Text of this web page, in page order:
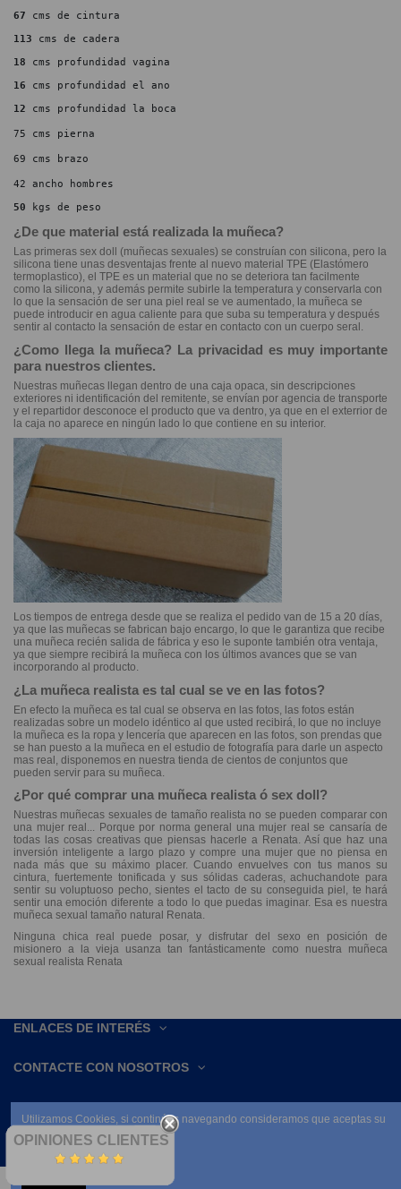
67 cms de cintura
113 cms de cadera
18 cms profundidad vagina
16 cms profundidad el ano
12 cms profundidad la boca
75 cms pierna
69 cms brazo
42 ancho hombres
50 kgs de peso
¿De que material está realizada la muñeca?
Las primeras sex doll (muñecas sexuales) se construían con silicona, pero la
silicona tiene unas desventajas frente al nuevo material TPE (Elastómero
termoplastico), el TPE es un material que no se deteriora tan facilmente
como la silicona, y además permite subirle la temperatura y conservarla con
lo que la sensación de ser una piel real se ve aumentado, la muñeca se
puede introducir en agua caliente para que suba su temperatura y después
sentir al contacto la sensación de estar en contacto con un cuerpo seral.
¿Como llega la muñeca? La privacidad es muy importante
para nuestros clientes.
Nuestras muñecas llegan dentro de una caja opaca, sin descripciones
exteriores ni identificación del remitente, se envían por agencia de transporte
y el repartidor desconoce el producto que va dentro, ya que en el exterrior de
la caja no aparece en ningún lado lo que contiene en su interior.
Los tiempos de entrega desde que se realiza el pedido van de 15 a 20 días,
ya que las muñecas se fabrican bajo encargo, lo que le garantiza que recibe
una muñeca recién salida de fábrica y eso le suponte también otra ventaja,
ya que siempre recibirá la muñeca con los últimos avances que se van
incorporando al producto.
¿La muñeca realista es tal cual se ve en las fotos?
En efecto la muñeca es tal cual se observa en las fotos, las fotos están
realizadas sobre un modelo idéntico al que usted recibirá, lo que no incluye
la muñeca es la ropa y lencería que aparecen en las fotos, son prendas que
se han puesto a la muñeca en el estudio de fotografía para darle un aspecto
mas real, disponemos en nuestra tienda de cientos de conjuntos que
pueden servir para su muñeca.
¿Por qué comprar una muñeca realista ó sex doll?
Nuestras muñecas sexuales de tamaño realista no se pueden comparar con
una mujer real... Porque por norma general una mujer real se cansaría de
todas las cosas creativas que piensas hacerle a Renata. Así que haz una
inversión inteligente a largo plazo y compre una mujer que no piensa en
nada más que su máximo placer. Cuando envuelves con tus manos su
cintura, fuertemente tonificada y sus sólidas caderas, achuchandote para
sentir su voluptuoso pecho, sientes el tacto de su conseguida piel, te hará
sentir una emoción diferente a todo lo que puedas imaginar. Esa es nuestra
muñeca sexual tamaño natural Renata.
Ninguna chica real puede posar, y disfrutar del sexo en posición de
misionero a la vieja usanza tan fantásticamente como nuestra muñeca
sexual realista Renata
ENLACES DE INTERÉS
CONTACTE CON NOSOTROS
OPINIONES CLIENTES
Utilizamos Cookies, si continúas navegando consideramos que aceptas su
uso.
Leer condiciones